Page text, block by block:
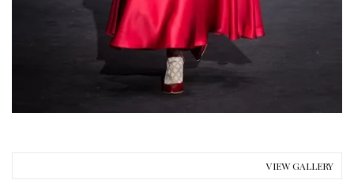
VIEW GALLERY